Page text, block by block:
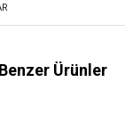
Benzer Ürünler